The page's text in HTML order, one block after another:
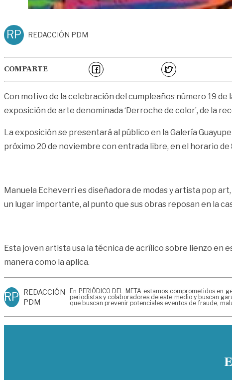
RP REDACCIÓN PDM
COMPARTE
Con motivo de la celebración del cumpleaños número 19
exposición de arte denominada ‘Derroche de color’, de la
La exposición se presentará al público en la Galería
próximo 20 de noviembre con entrada libre, en el horario de
Manuela Echeverri es diseñadora de modas y artista pop
un lugar importante, al punto que sus obras reposan en la
Esta joven artista usa la técnica de acrílico sobre lienzo en
manera como la aplica.
RP REDACCIÓN
PDM
En PERIÓDICO DEL META estamos comprometidos
periodistas y colaboradores de este medio y buscan
que buscan prevenir potenciales eventos de fraude,